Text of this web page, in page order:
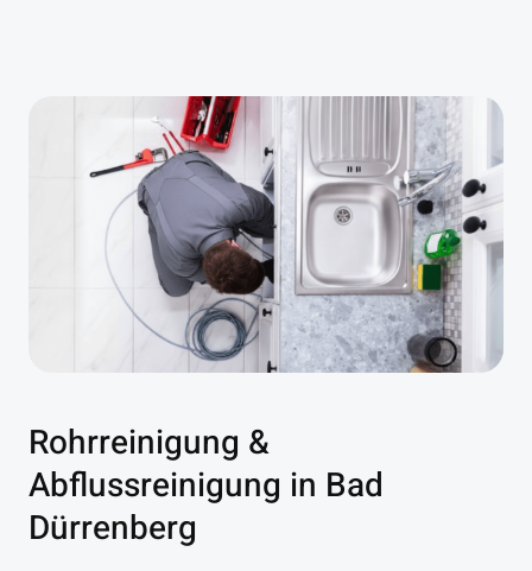
Rohrreinigung &
Abflussreinigung in Bad
Dürrenberg